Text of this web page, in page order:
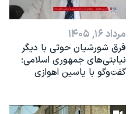
مرداد ۱۶, ۱۴۰۵
فرق شورشیان حوثی با دیگر
نیابتی‌های جمهوری اسلامی؛
گفت‌وگو با یاسین اهوازی